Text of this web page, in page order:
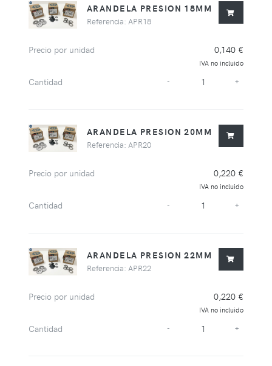
ARANDELA PRESION 18MM
Referencia: APR18
Precio por unidad 0,140 €
IVA no incluido
Cantidad - +
ARANDELA PRESION 20MM
Referencia: APR20
Precio por unidad 0,220 €
IVA no incluido
Cantidad - +
ARANDELA PRESION 22MM
Referencia: APR22
Precio por unidad 0,220 €
IVA no incluido
Cantidad - +